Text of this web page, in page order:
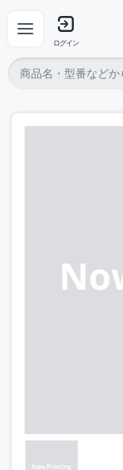
ログイン